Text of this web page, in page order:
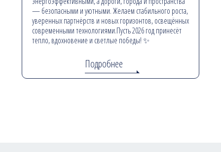
— безопасными и уютными. Желаем стабильного роста,
уверенных партнёрств и новых горизонтов, освещённых
современными технологиями.Пусть 2026 год принесёт
тепло, вдохновение и светлые победы! ✨
Подробнее